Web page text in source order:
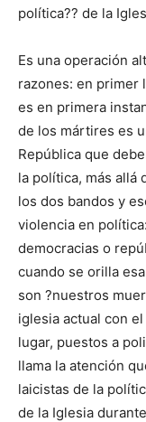
política?? de la
Es una operación
razones: en primer
es en primera
de los mártires es
República que
la política, más allá
los dos bandos y
violencia en
democracias o
cuando se orilla
son ?nuestros
iglesia actual con
lugar, puestos a
llama la atención
laicistas de la
de la Iglesia